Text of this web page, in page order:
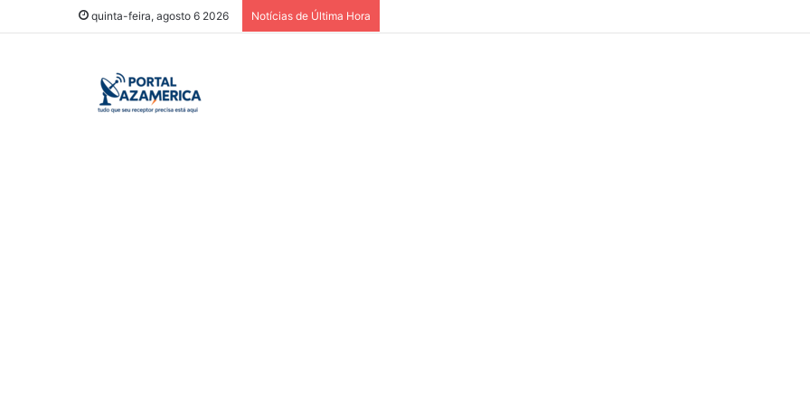
quinta-feira, agosto 6 2026 Notícias de Última Hora